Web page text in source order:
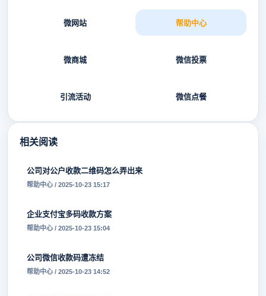
微网站 帮助中心
微商城 微信投票
引流活动 微信点餐
相关阅读
公司对公户收款二维码怎么弄出来
帮助中心 / 2025-10-23 15:17
企业支付宝多码收款方案
帮助中心 / 2025-10-23 15:04
公司微信收款码遭冻结
帮助中心 / 2025-10-23 14:52